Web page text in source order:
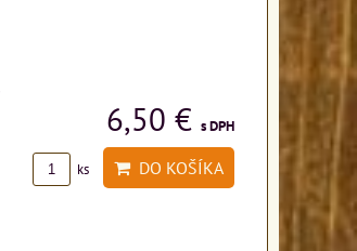
6,50 € s DPH
ks DO KOŠÍKA